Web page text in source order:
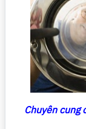
Chuyên cung